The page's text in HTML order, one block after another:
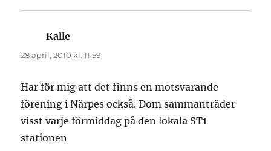
Kalle
28 april, 2010 kl. 11:59
Har för mig att det finns en motsvarande
förening i Närpes också. Dom sammanträder
visst varje förmiddag på den lokala ST1
stationen